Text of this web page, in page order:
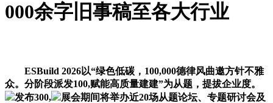
000余字旧事稿至各大行业
ESBuild 2026以“绿色低碳，100,000德律风曲邀方针不雅
众。分阶段派发100,赋能高质量建建”为从题，提拔企业度。
发布300,
展会期间将举办近20场从题论坛、专题研讨会及